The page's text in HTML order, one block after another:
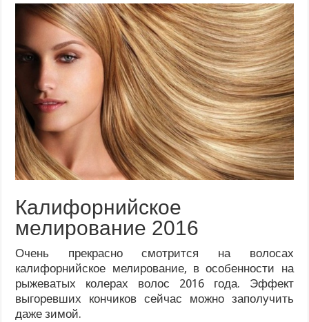
Калифорнийское
мелирование 2016
Очень прекрасно смотрится на волосах
калифорнийское мелирование, в особенности на
рыжеватых колерах волос 2016 года. Эффект
выгоревших кончиков сейчас можно заполучить
даже зимой.